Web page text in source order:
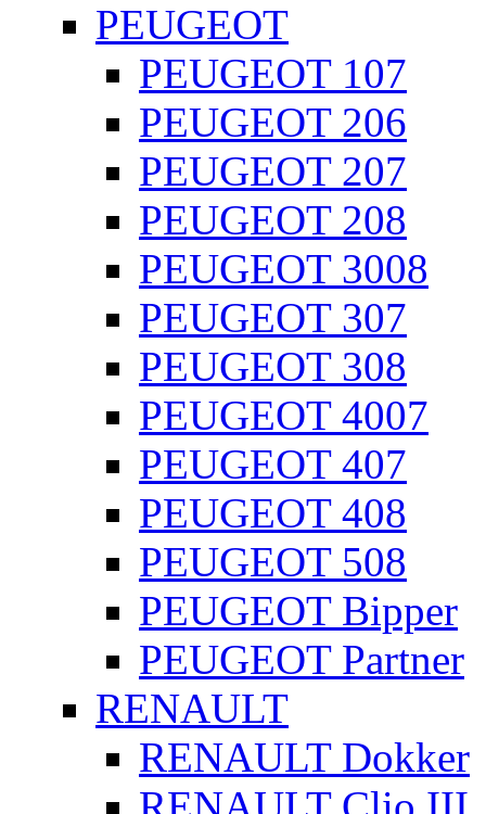
PEUGEOT
PEUGEOT 107
PEUGEOT 206
PEUGEOT 207
PEUGEOT 208
PEUGEOT 3008
PEUGEOT 307
PEUGEOT 308
PEUGEOT 4007
PEUGEOT 407
PEUGEOT 408
PEUGEOT 508
PEUGEOT Bipper
PEUGEOT Partner
RENAULT
RENAULT Dokker